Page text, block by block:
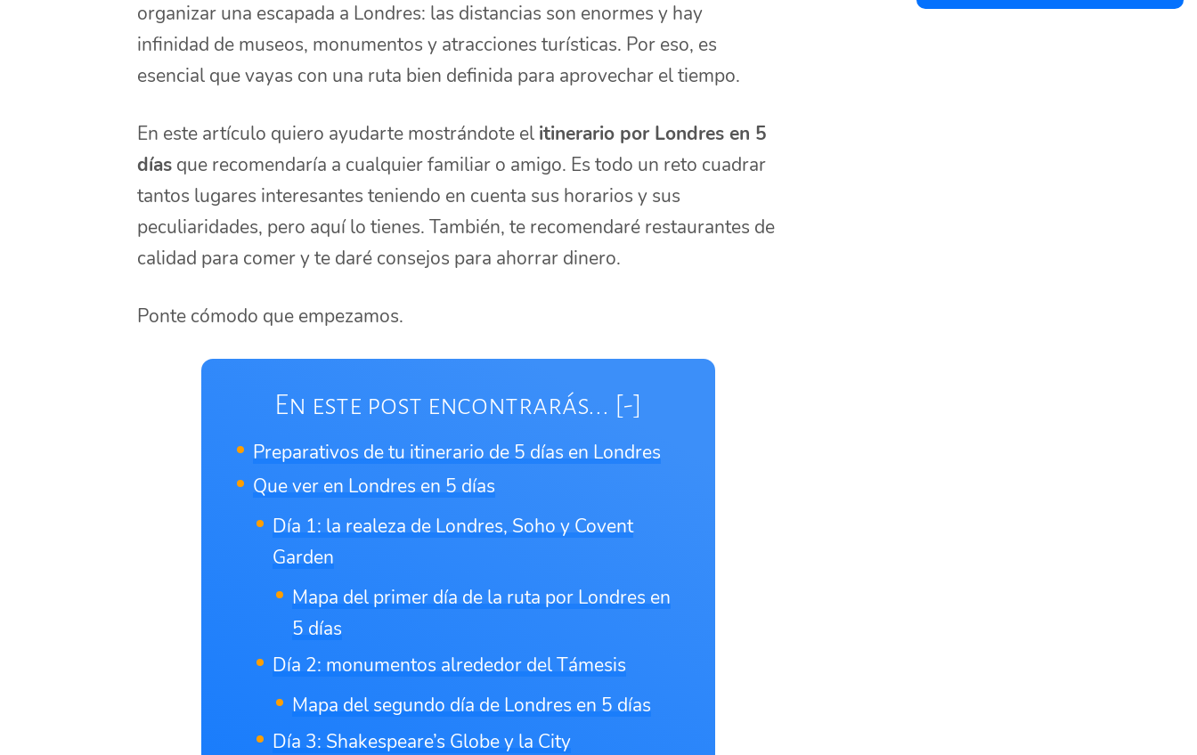
organizar una escapada a Londres: las distancias son enormes y hay
infinidad de museos, monumentos y atracciones turísticas. Por eso, es
esencial que vayas con una ruta bien definida para aprovechar el tiempo.
En este artículo quiero ayudarte mostrándote el itinerario por Londres en 5
días que recomendaría a cualquier familiar o amigo. Es todo un reto cuadrar
tantos lugares interesantes teniendo en cuenta sus horarios y sus
peculiaridades, pero aquí lo tienes. También, te recomendaré restaurantes de
calidad para comer y te daré consejos para ahorrar dinero.
Ponte cómodo que empezamos.
En este post encontrarás...
Preparativos de tu itinerario de 5 días en Londres
Que ver en Londres en 5 días
Día 1: la realeza de Londres, Soho y Covent
Garden
Mapa del primer día de la ruta por Londres en
5 días
Día 2: monumentos alrededor del Támesis
Mapa del segundo día de Londres en 5 días
Día 3: Shakespeare’s Globe y la City